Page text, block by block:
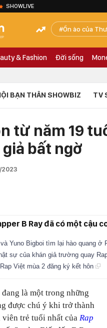
SHOWLIVE
Ồn ào của
& Fashion Đời sống
BẠN THÂN SHOWBIZ TV
từ năm 19
bất ngờ
2023
B Ray đã có một cậu
Yuno Bigboi tìm lại hào quang ở
sự của khán giả trường quay
Việt mùa 2 đăng ký kết hôn
đang là một trong những
được chú ý khi trở thành
viên trẻ tuổi nhất của Rap